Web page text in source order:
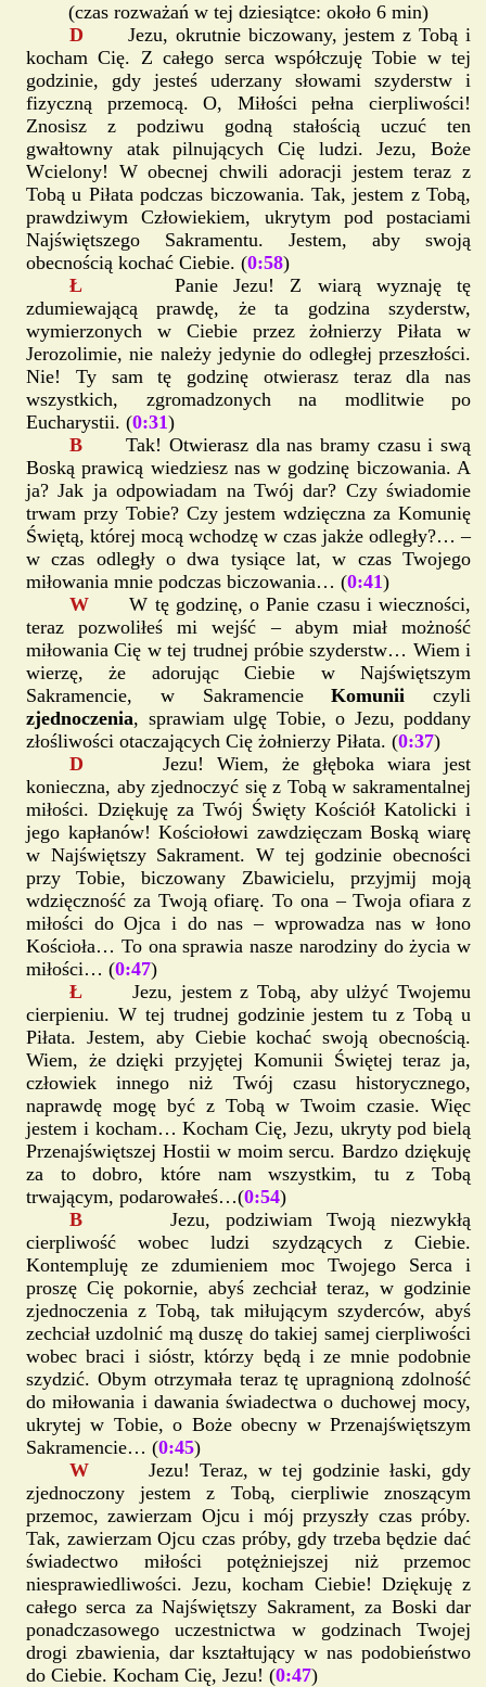
(czas rozważań w tej dziesiątce: około 6 min)
D Jezu, okrutnie biczowany, jestem z Tobą i
kocham Cię. Z całego serca współczuję Tobie w tej
godzinie, gdy jesteś uderzany słowami szyderstw i
fizyczną przemocą. O, Miłości pełna cierpliwości!
Znosisz z podziwu godną stałością uczuć ten
gwałtowny atak pilnujących Cię ludzi. Jezu, Boże
Wcielony! W obecnej chwili adoracji jestem teraz z
Tobą u Piłata podczas biczowania. Tak, jestem z Tobą,
prawdziwym Człowiekiem, ukrytym pod postaciami
Najświętszego Sakramentu. Jestem, aby swoją
obecnością kochać Ciebie. (0:58)
ŁPanie Jezu! Z wiarą wyznaję tę
zdumiewającą prawdę, że ta godzina szyderstw,
wymierzonych w Ciebie przez żołnierzy Piłata w
Jerozolimie, nie należy jedynie do odległej przeszłości.
Nie! Ty sam tę godzinę otwierasz teraz dla nas
wszystkich, zgromadzonych na modlitwie po
Eucharystii. (0:31)
BTak! Otwierasz dla nas bramy czasu i swą
Boską prawicą wiedziesz nas w godzinę biczowania. A
ja? Jak ja odpowiadam na Twój dar? Czy świadomie
trwam przy Tobie? Czy jestem wdzięczna za Komunię
Świętą, której mocą wchodzę w czas jakże odległy?… –
w czas odległy o dwa tysiące lat, w czas Twojego
miłowania mnie podczas biczowania… (0:41)
WW tę godzinę, o Panie czasu i wieczności,
teraz pozwoliłeś mi wejść – abym miał możność
miłowania Cię w tej trudnej próbie szyderstw… Wiem i
wierzę, że adorując Ciebie w Najświętszym
Sakramencie, w SakramencieKomunii czyli
zjednoczenia, sprawiam ulgę Tobie, o Jezu, poddany
złośliwości otaczających Cię żołnierzy Piłata. (0:37)
D Jezu! Wiem, że głęboka wiara jest
konieczna, aby zjednoczyć się z Tobą w sakramentalnej
miłości. Dziękuję za Twój Święty Kościół Katolicki i
jego kapłanów! Kościołowi zawdzięczam Boską wiarę
w Najświętszy Sakrament. W tej godzinie obecności
przy Tobie, biczowany Zbawicielu, przyjmij moją
wdzięczność za Twoją ofiarę. To ona – Twoja ofiara z
miłości do Ojca i do nas – wprowadza nas w łono
Kościoła… To ona sprawia nasze narodziny do życia w
miłości… (0:47)
Ł Jezu, jestem z Tobą, aby ulżyć Twojemu
cierpieniu. W tej trudnej godzinie jestem tu z Tobą u
Piłata. Jestem, aby Ciebie kochać swoją obecnością.
Wiem, że dzięki przyjętej Komunii Świętej teraz ja,
człowiek innego niż Twój czasu historycznego,
naprawdę mogę być z Tobą w Twoim czasie. Więc
jestem i kocham… Kocham Cię, Jezu, ukryty pod bielą
Przenajświętszej Hostii w moim sercu. Bardzo dziękuję
za to dobro, które nam wszystkim, tu z Tobą
trwającym, podarowałeś…(0:54)
BJezu, podziwiam Twoją niezwykłą
cierpliwość wobec ludzi szydzących z Ciebie.
Kontempluję ze zdumieniem moc Twojego Serca i
proszę Cię pokornie, abyś zechciał teraz, w godzinie
zjednoczenia z Tobą, tak miłującym szyderców, abyś
zechciał uzdolnić mą duszę do takiej samej cierpliwości
wobec braci i sióstr, którzy będą i ze mnie podobnie
szydzić. Obym otrzymała teraz tę upragnioną zdolność
do miłowania i dawania świadectwa o duchowej mocy,
ukrytej w Tobie, o Boże obecny w Przenajświętszym
Sakramencie… (0:45)
W Jezu! Teraz, w tej godzinie łaski, gdy
zjednoczony jestem z Tobą, cierpliwie znoszącym
przemoc, zawierzam Ojcu i mój przyszły czas próby.
Tak, zawierzam Ojcu czas próby, gdy trzeba będzie dać
świadectwo miłości potężniejszej niż przemoc
niesprawiedliwości. Jezu, kocham Ciebie! Dziękuję z
całego serca za Najświętszy Sakrament, za Boski dar
ponadczasowego uczestnictwa w godzinach Twojej
drogi zbawienia, dar kształtujący w nas podobieństwo
do Ciebie. Kocham Cię, Jezu! (0:47)